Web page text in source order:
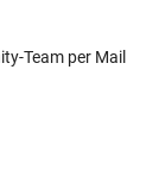
Team per Mail